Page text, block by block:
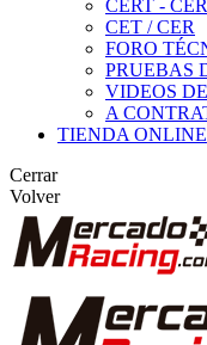
CERT -
CET / CER
FORO
PRUEBAS
VIDEOS
A
TIENDA ONLINE
Cerrar
Volver